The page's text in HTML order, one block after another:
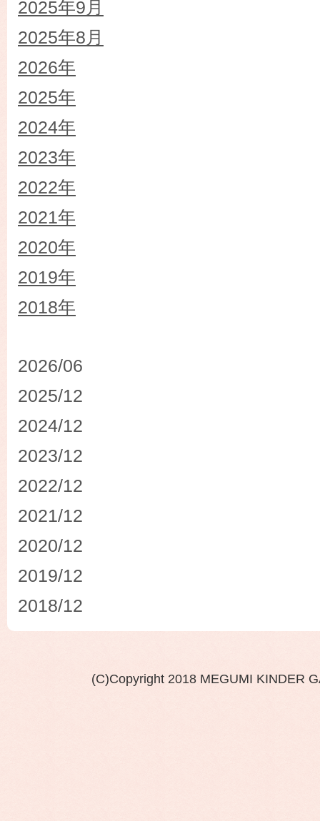
2025年9月
2025年8月
2026年
2025年
2024年
2023年
2022年
2021年
2020年
2019年
2018年
2026/06
2025/12
2024/12
2023/12
2022/12
2021/12
2020/12
2019/12
2018/12
(C)Copyright 2018 MEGUMI KINDER